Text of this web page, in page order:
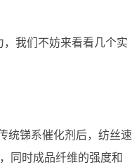
，我们不妨来看看几个实
统锑系催化剂后，纺丝速
同时成品纤维的强度和